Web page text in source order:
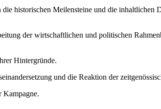
historischen Meilensteine und die inhaltlichen
der wirtschaftlichen und politischen
Hintergründe.
und die Reaktion der
Kampagne.